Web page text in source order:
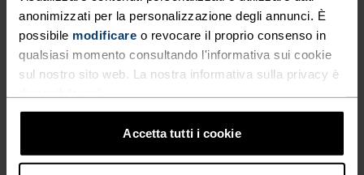
anonimizzati per la personalizzazione degli annunci. È
possibile modificare o revocare il proprio consenso in
qualsiasi momento consultando l'informativa sui cookie
sul nostro sito web. La nostra informativa sulla privacy è
Accetta tutti i cookie
-30%
%
Giacca Isolata Down
314,95 €449,95 €
Impermeabile
% % %
Giacca Da Ciclismo
113,95 €189,95 €
-40%